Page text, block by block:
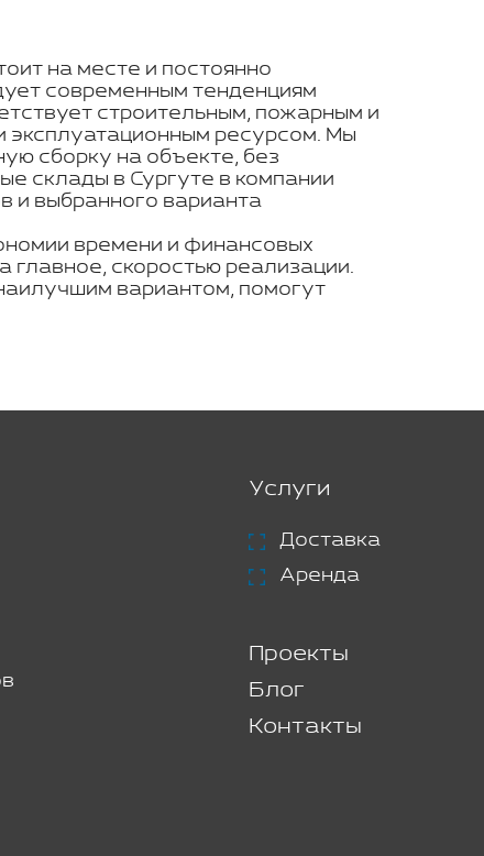
на месте и постоянно
современным тенденциям
строительным, пожарным и
эксплуатационным ресурсом. Мы
сборку на объекте, без
склады в Сургуте в компании
и выбранного варианта
времени и финансовых
главное, скоростью реализации.
вариантом, помогут
Услуги
Доставка
Аренда
Проекты
Блог
Контакты